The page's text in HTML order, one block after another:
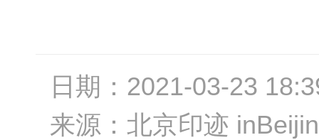
日期： 2021-03-23
来源： 北京印迹